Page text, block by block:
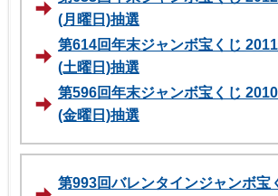
(月曜日)抽選
第614回年末ジャンボ宝くじ
(土曜日)抽選
第596回年末ジャンボ宝くじ
(金曜日)抽選
第993回バレンタインジャンボ宝